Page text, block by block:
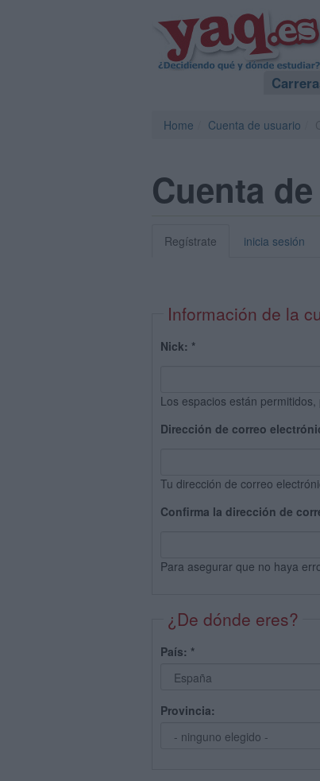
Home Cuenta de usuario
Cuenta
Regístrate inicia sesión
Información de la
Nick: *
Los espacios están
Dirección de correo
Tu dirección de correo
Confirma la dirección de
Para asegurar que no haya
¿De dónde eres?
País: *
Provincia: